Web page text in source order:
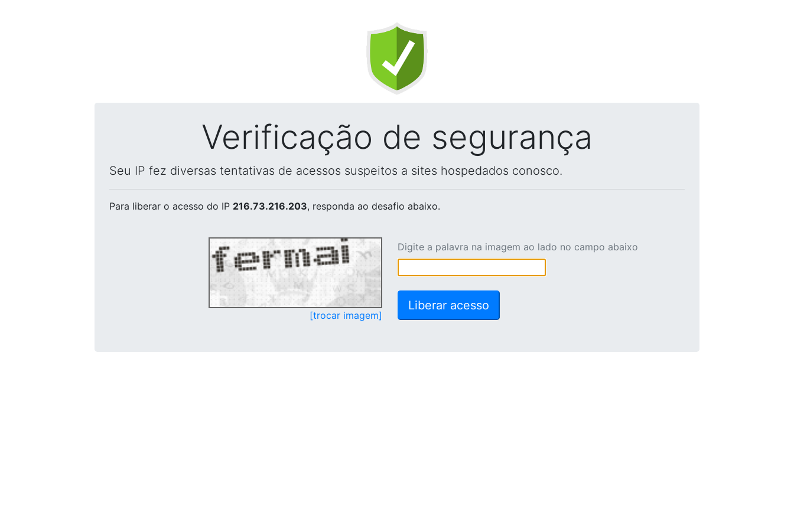
Verificação de segurança
Seu IP fez diversas tentativas de acessos suspeitos a sites hospedados conosco.
Para liberar o acesso do IP 216.73.216.203, responda ao desafio abaixo.
[trocar imagem]
Digite a palavra na imagem ao lado no campo abaixo